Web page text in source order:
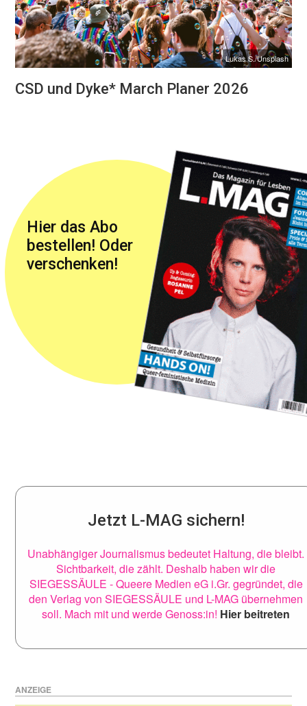
Lukas S./Unsplash
CSD und Dyke* March Planer 2026
Hier das Abo
bestellen! Oder
verschenken!
Jetzt L-MAG sichern!
Unabhängiger Journalismus bedeutet Haltung, die bleibt.
Sichtbarkeit, die zählt. Deshalb haben wir die
SIEGESSÄULE - Queere Medien eG i.Gr. gegründet, die
den Verlag von SIEGESSÄULE und L-MAG übernehmen
soll. Mach mit und werde Genoss:in! Hier beitreten
ANZEIGE